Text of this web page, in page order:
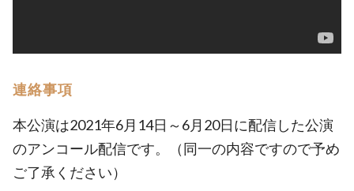
連絡事項
本公演は2021年6月14日～6月20日に配信した公演
のアンコール配信です。（同一の内容ですので予め
ご了承ください）